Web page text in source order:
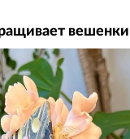
вешенки